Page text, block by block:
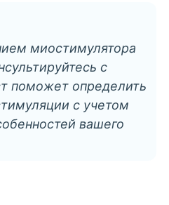
миостимулятора
с
поможет определить
с учетом
вашего